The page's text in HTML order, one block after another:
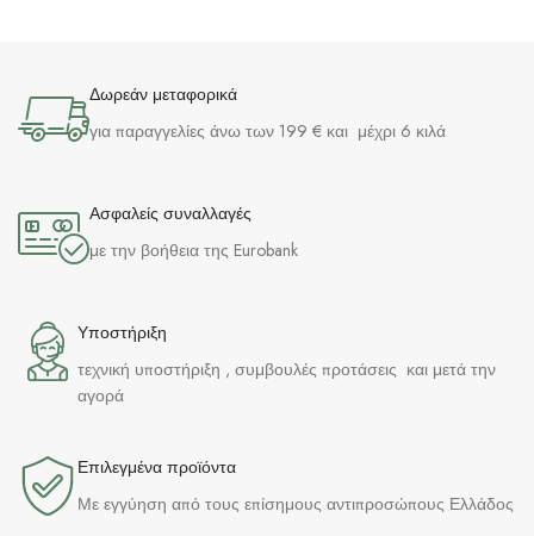
Δωρεάν μεταφορικά
για παραγγελίες άνω των 199 € και μέχρι 6 κιλά
Ασφαλείς συναλλαγές
με την βοήθεια της Eurobank
Υποστήριξη
τεχνική υποστήριξη , συμβουλές προτάσεις και μετά την
αγορά
Επιλεγμένα προϊόντα​
Με εγγύηση από τους επίσημους αντιπροσώπους Ελλάδος